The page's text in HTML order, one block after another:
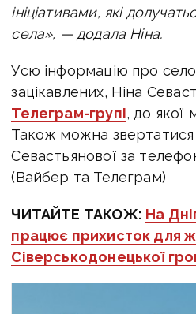
ініціативами, які
села», — додала Ніна.
Усю інформацію про
зацікавлених, Ніна
Телеграм-групі, до якої
Також можна звертатися
Севастьянової за
(Вайбер та Телеграм)
ЧИТАЙТЕ ТАКОЖ: На
працює прихисток для
Сіверськодонецької